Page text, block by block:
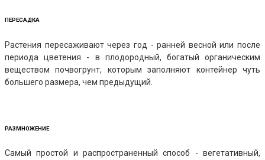
ПЕРЕСАДКА
Растения пересаживают через год - ранней весной или после
периода цветения - в плодородный, богатый органическим
веществом почвогрунт, которым заполняют контейнер чуть
большего размера, чем предыдущий.
РАЗМНОЖЕНИЕ
Самый простой и распространенный способ - вегетативный,